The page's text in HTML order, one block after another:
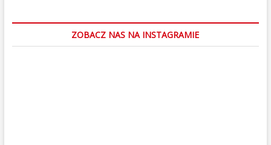
i
Z
ZOBACZ NAS NA INSTAGRAMIE